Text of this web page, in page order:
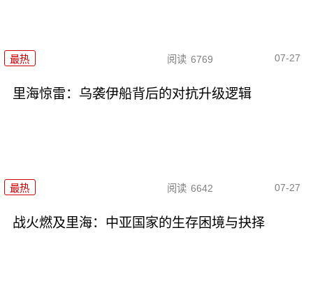
最热 阅读 6769 07-27
里海惊雷：乌袭伊船背后的对抗升级逻辑
最热 阅读 6642 07-27
战火燃及里海：中亚国家的生存困境与抉择